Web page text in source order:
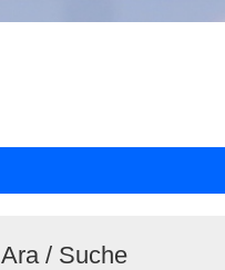
Ara / Suche